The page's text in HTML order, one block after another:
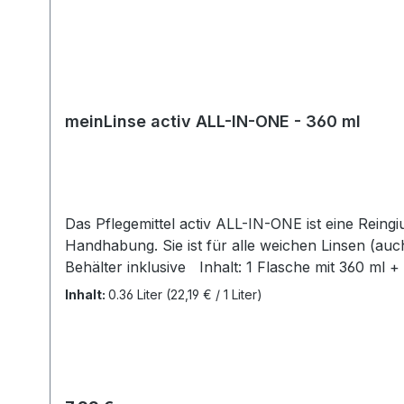
meinLinse activ ALL-IN-ONE - 360 ml
Das Pflegemittel activ ALL-IN-ONE ist eine
Handhabung. Sie ist für alle weichen Linsen (auch SilikonHydrogele Linsen)
Behälter inklusive Inhalt: 1 Flasche mit 360 ml + ein flacher Linsenbehälter Details zur Produktsicherheitsverordnung Als verantwortungsbewusstes
Unternehmen legen wir großen Wert auf
Inhalt: 0.36 Liter (22,19 € / 1 Liter)